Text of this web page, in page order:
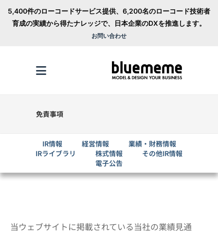
5,400件のローコードサービス提供、6,200名のローコード技術者
育成の実績から得たナレッジで、日本企業のDXを推進します。
お問い合わせ
免責事項
IR情報 経営情報
業績・財務情報
IRライブラリ
株式情報
その他IR情報
電子公告
当ウェブサイトに掲載されている当社の業績見通